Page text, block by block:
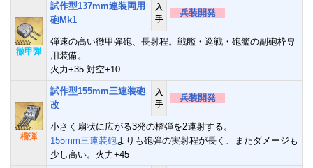
徹甲弾
試作型137mm連装両用
砲Mk1
入
手
兵装開発
弾速の高い徹甲弾砲、長射程。戦艦・巡戦・砲艦の副砲枠専
用装備。
火力+35 対空+10
榴弾
試作型155mm三連装砲
改
入
手
兵装開発
小さく扇状に広がる3発の榴弾を2連射する。
155mm三連装砲よりも砲弾の実射程が長く、またダメージも
少し高い。火力+45